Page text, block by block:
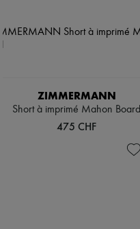
ZIMMERMANN
Short à imprimé Mahon Board
475 CHF